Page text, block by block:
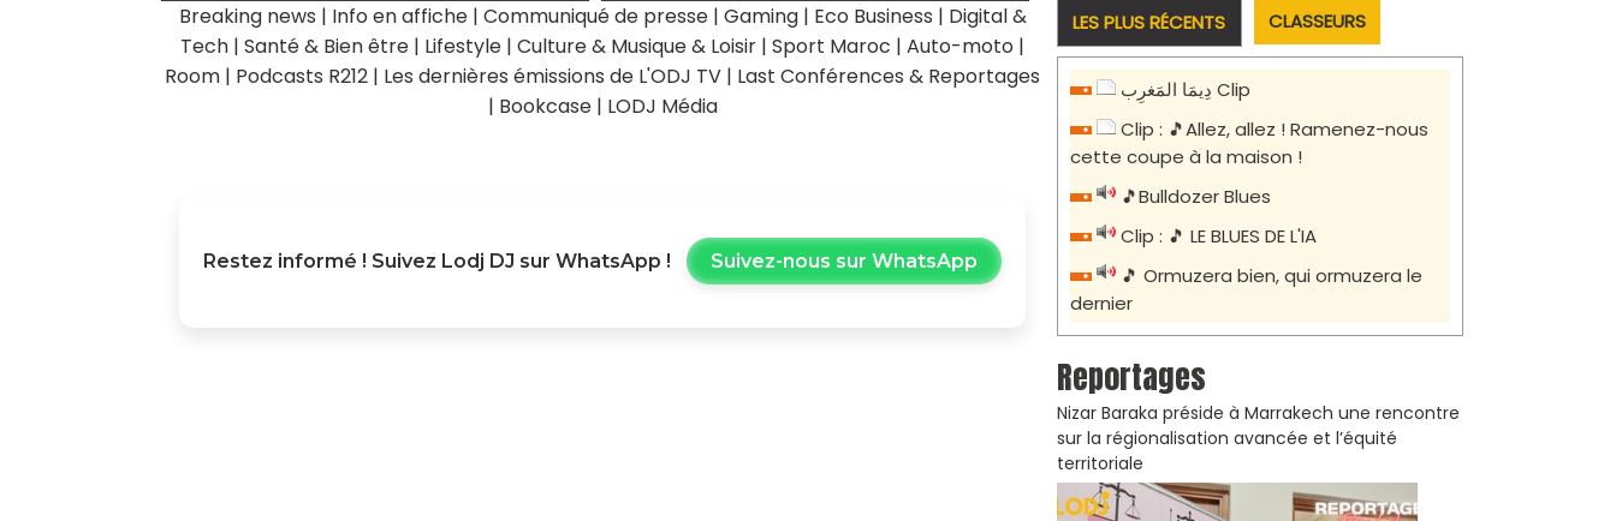
Breaking news | Info en affiche | Communiqué de presse | Gaming | Eco Business | Digital &
Tech | Santé & Bien être | Lifestyle | Culture & Musique & Loisir | Sport Maroc | Auto-moto |
Room | Podcasts R212 | Les dernières émissions de L'ODJ TV | Last Conférences & Reportages
| Bookcase | LODJ Média
Restez informé ! Suivez Lodj DJ sur WhatsApp ! Suivez-nous sur WhatsApp
LES PLUS RÉCENTS CLASSEURS
دِيمَا المَغرِب Clip
Clip : 🎵Allez, allez ! Ramenez-nous
cette coupe à la maison !
🎵Bulldozer Blues
Clip : 🎵 LE BLUES DE L'IA
🎵 Ormuzera bien, qui ormuzera le
dernier
Reportages
Nizar Baraka préside à Marrakech une rencontre
sur la régionalisation avancée et l’équité
territoriale